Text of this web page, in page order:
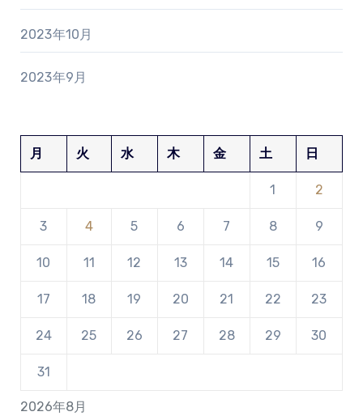
2023年10月
2023年9月
2026年8月
月 火 水 木 金 土 日
1 2
3 4 5 6 7 8 9
10 11 12 13 14 15 16
17 18 19 20 21 22 23
24 25 26 27 28 29 30
31